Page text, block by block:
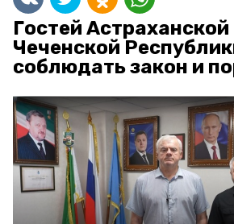
Гостей
Чеченской
соблюдать закон и